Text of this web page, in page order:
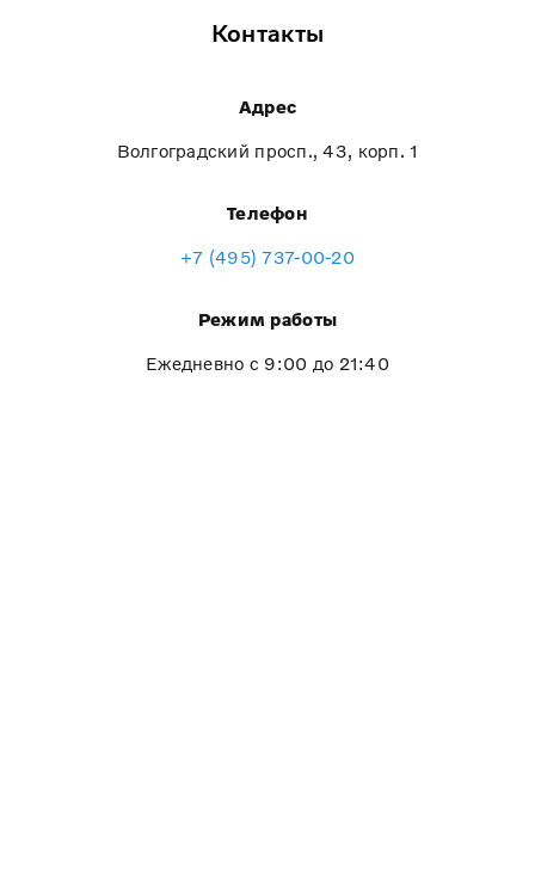
Контакты
Адрес
Волгоградский просп., 43, корп. 1
Телефон
+7 (495) 737-00-20
Режим работы
Ежедневно с 9:00 до 21:40